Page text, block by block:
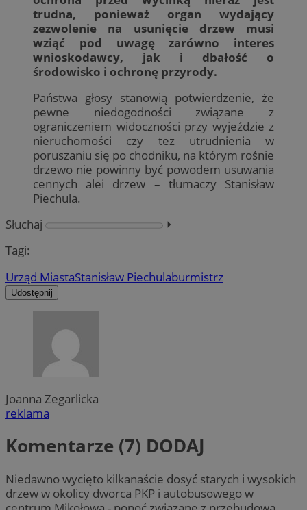
trudna, ponieważ organ wydający
zezwolenie na usunięcie drzew musi
wziąć pod uwagę zarówno interes
wnioskodawcy, jak i dbałość o
środowisko i ochronę przyrody.
Państwa głosy stanowią potwierdzenie, że
pewne niedogodności związane z
ograniczeniem widoczności przy wyjeździe z
nieruchomości czy tez utrudnienia w
poruszaniu się po chodniku, na którym rośnie
drzewo nie powinny być powodem usuwania
cennych alei drzew – tłumaczy Stanisław
Piechula.
Słuchaj
⏵︎
Tagi:
Urząd MiastaStanisław Piechulaburmistrz
Udostępnij
Joanna Zegarlicka
reklama
Komentarze (7) DODAJ
Niedawno wycięto kilkanaście dosyć starych i wysokich
drzew w okolicy dworca PKP i autobusowego w